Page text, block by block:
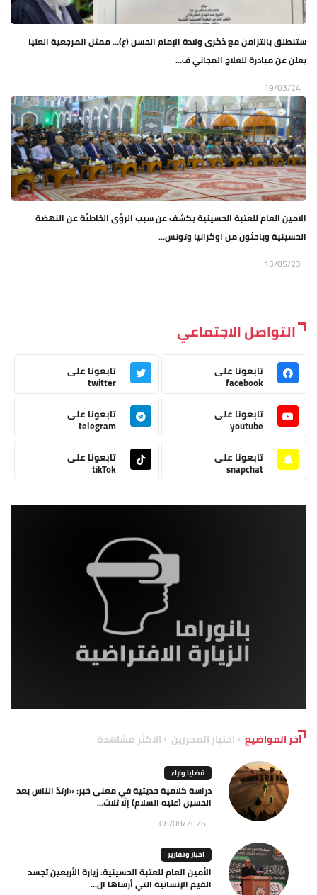
ستنطلق بالتزامن مع ذكرى ولادة الإمام الحسن (ع)… ممثل المرجعية العليا
يعلن عن مبادرة للعلاج المجاني ف...
19/03/24
الامين العام للعتبة الحسينية يكشف عن سبب الرؤى الخاطئة عن النهضة
الحسينية وباحثون من اوكرانيا وتونس...
13/05/23
التواصل الاجتماعي
تابعونا على
facebook
تابعونا على
twitter
تابعونا على
youtube
تابعونا على
telegram
تابعونا على
snapchat
تابعونا على
tikTok
آخر المواضيع اختيار المحررين الاكثر مشاهدة
قضايا وآراء
دراسة كلامية حديثية في معنى خبر: «ارتدّ الناس بعد
الحسين (عليه السلام) إلّا ثلاث...
08/08/2026
اخبار وتقارير
الأمين العام للعتبة الحسينية: زيارة الأربعين تجسد
القيم الإنسانية التي أرساها ال...